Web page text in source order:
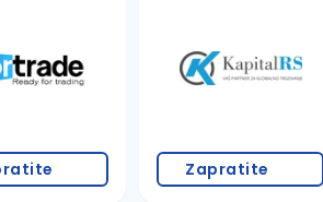
(koristite č, ć, š, đ, ž, dž)
grad
Zapratite